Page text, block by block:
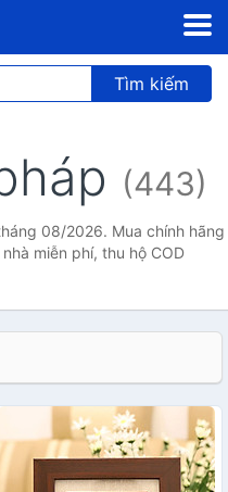
Tìm kiếm
(443)
08/2026. Mua chính hãng
miễn phí, thu hộ COD